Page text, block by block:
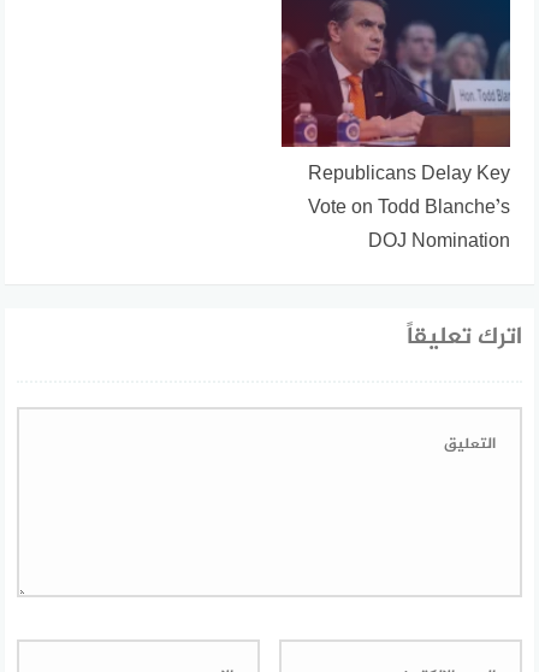
Republicans Delay Key
Vote on Todd Blanche’s
DOJ Nomination
اترك تعليقاً